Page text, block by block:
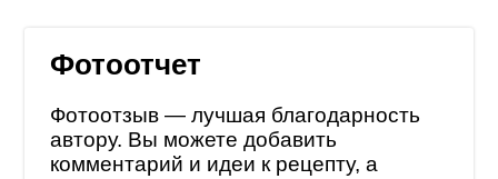
Фотоотчет
Фотоотзыв — лучшая благодарность
автору. Вы можете добавить
комментарий и идеи к рецепту, а